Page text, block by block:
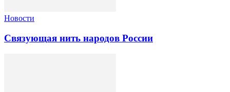
Новости
Связующая нить народов России